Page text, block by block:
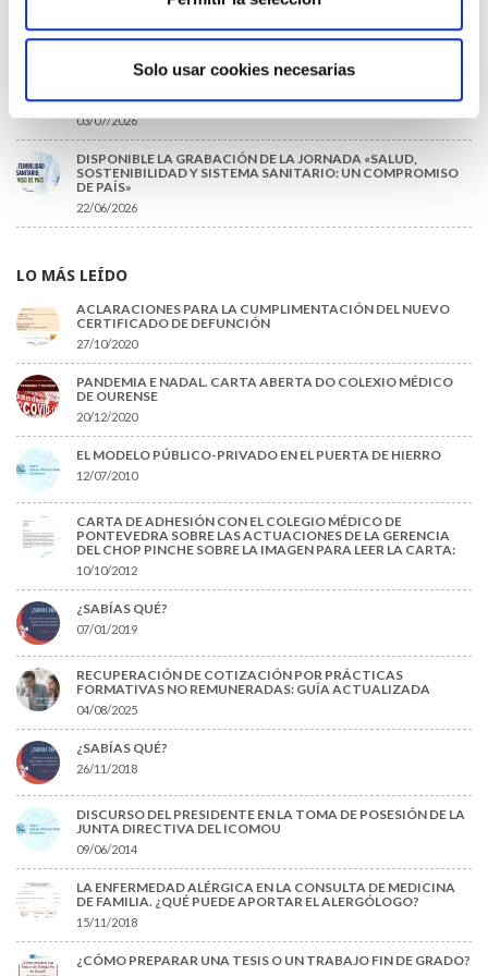
Solo usar cookies necesarias
09/07/2026
INFORME SOBRE LA CONSOLIDACIÓN DE GRADO A LAS/LOS
PUESTOS DE JEFATURA / DIRECCIÓN / COORDINACIÓN
03/07/2026
DISPONIBLE LA GRABACIÓN DE LA JORNADA «SALUD,
SOSTENIBILIDAD Y SISTEMA SANITARIO: UN COMPROMISO
DE PAÍS»
22/06/2026
LO MÁS LEÍDO
ACLARACIONES PARA LA CUMPLIMENTACIÓN DEL NUEVO
CERTIFICADO DE DEFUNCIÓN
27/10/2020
PANDEMIA E NADAL. CARTA ABERTA DO COLEXIO MÉDICO
DE OURENSE
20/12/2020
EL MODELO PÚBLICO-PRIVADO EN EL PUERTA DE HIERRO
12/07/2010
CARTA DE ADHESIÓN CON EL COLEGIO MÉDICO DE
PONTEVEDRA SOBRE LAS ACTUACIONES DE LA GERENCIA
DEL CHOP PINCHE SOBRE LA IMAGEN PARA LEER LA CARTA:
10/10/2012
¿SABÍAS QUÉ?
07/01/2019
RECUPERACIÓN DE COTIZACIÓN POR PRÁCTICAS
FORMATIVAS NO REMUNERADAS: GUÍA ACTUALIZADA
04/08/2025
¿SABÍAS QUÉ?
26/11/2018
DISCURSO DEL PRESIDENTE EN LA TOMA DE POSESIÓN DE LA
JUNTA DIRECTIVA DEL ICOMOU
09/06/2014
LA ENFERMEDAD ALÉRGICA EN LA CONSULTA DE MEDICINA
DE FAMILIA. ¿QUÉ PUEDE APORTAR EL ALERGÓLOGO?
15/11/2018
¿CÓMO PREPARAR UNA TESIS O UN TRABAJO FIN DE GRADO?